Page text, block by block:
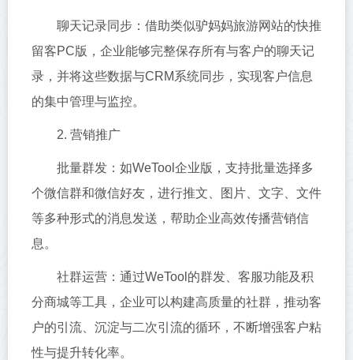
聊天记录同步：借助类似驴妈妈旅游网站的快推
留客PC版，企业能够完整保存所有与客户的聊天记
录，并将这些数据与CRM系统同步，实现客户信息
的集中管理与监控。
2. 营销推广
批量群发：如WeTool企业版，支持批量选择多
个微信群和微信好友，进行推文、图片、文字、文件
等多种形式的消息发送，帮助企业高效传播营销信
息。
社群运营：通过WeTool的群发、客服功能及积
分商城等工具，企业可以构建高质量的社群，推动客
户的引流、沉淀与二次引流的循环，不断增强客户粘
性与提升转化率。